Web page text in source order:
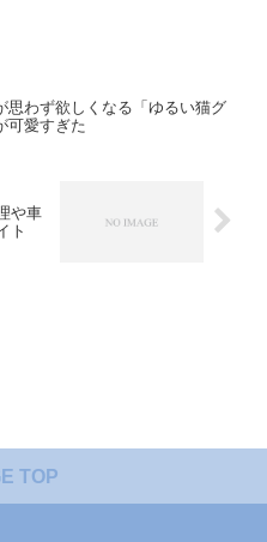
思わず欲しくなる「ゆるい猫グ
可愛すぎた
や車
ト
TOP